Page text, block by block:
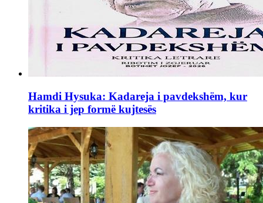
Hamdi Hysuka: Kadareja i pavdekshëm, kur
kritika i jep formë kujtesës